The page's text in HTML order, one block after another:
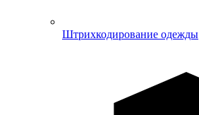
Штрихкодирование одежды